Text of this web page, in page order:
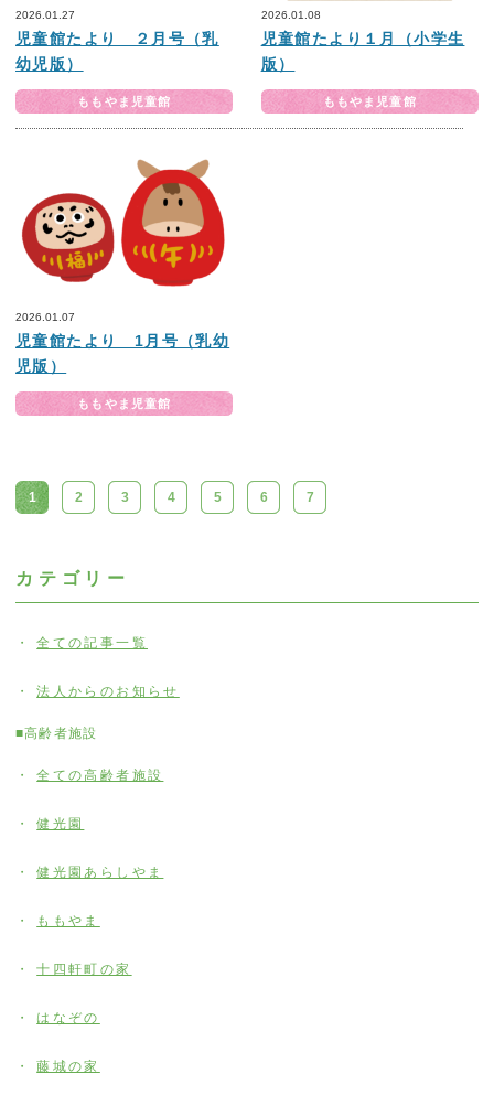
2026.01.27
児童館たより ２月号（乳
幼児版）
ももやま児童館
2026.01.08
児童館たより１月（小学生
版）
ももやま児童館
2026.01.07
児童館たより 1月号（乳幼
児版）
ももやま児童館
1 2 3 4 5 6 7
カテゴリー
全ての記事一覧
法人からのお知らせ
■高齢者施設
全ての高齢者施設
健光園
健光園あらしやま
ももやま
十四軒町の家
はなぞの
藤城の家